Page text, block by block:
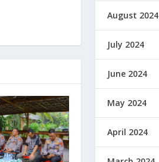
August 2024
July 2024
June 2024
May 2024
April 2024